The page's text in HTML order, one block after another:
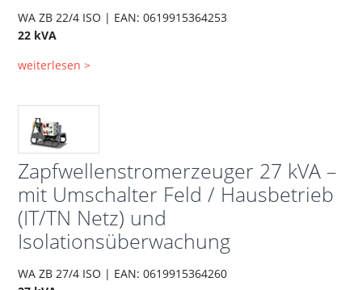
WA ZB 22/4 ISO | EAN: 0619915364253
22 kVA
weiterlesen >
Zapfwellenstromerzeuger 27 kVA –
mit Umschalter Feld / Hausbetrieb
(IT/TN Netz) und
Isolationsüberwachung
WA ZB 27/4 ISO | EAN: 0619915364260